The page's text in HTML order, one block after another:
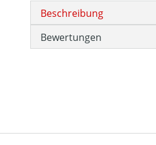
Beschreibung
Bewertungen